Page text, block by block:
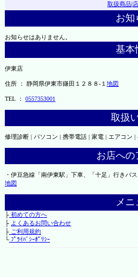
取扱商品|
お知
お知らせはありません。
基本
伊東店
住所 ： 静岡県伊東市鎌田１２８８-１ 地図
TEL ： 0557353001
取扱
修理診断 | パソコン | 携帯電話 | 家電 | エアコン |
お店への
・伊豆急線「南伊東駅」下車、「十足」行きバ
地図
メニ
├初めての方へ
├ よくあるお問い合わせ
├ご利用規約
└ﾌﾟﾗｲﾊﾞｼｰﾎﾟﾘｼｰ